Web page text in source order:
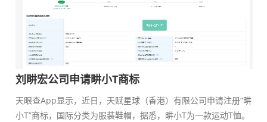
刘畊宏公司申请畊小T商标
天眼查App显示，近日，天赋星球（香港）有限公司申请注册“畊
小T”商标，国际分类为服装鞋帽，据悉，畊小T为一款运动T恤。